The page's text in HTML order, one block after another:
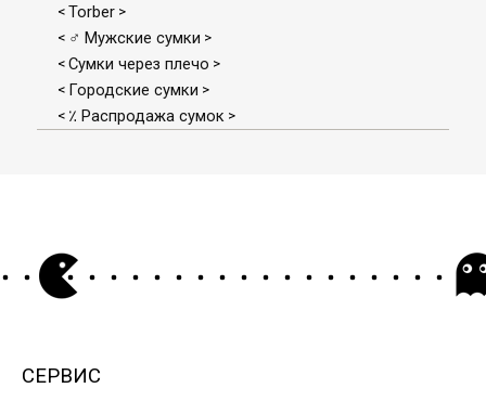
< Torber>
< ♂ Мужские сумки >
< Сумки через плечо >
< Городские сумки >
< ٪ Распродажа сумок >
СЕРВИС